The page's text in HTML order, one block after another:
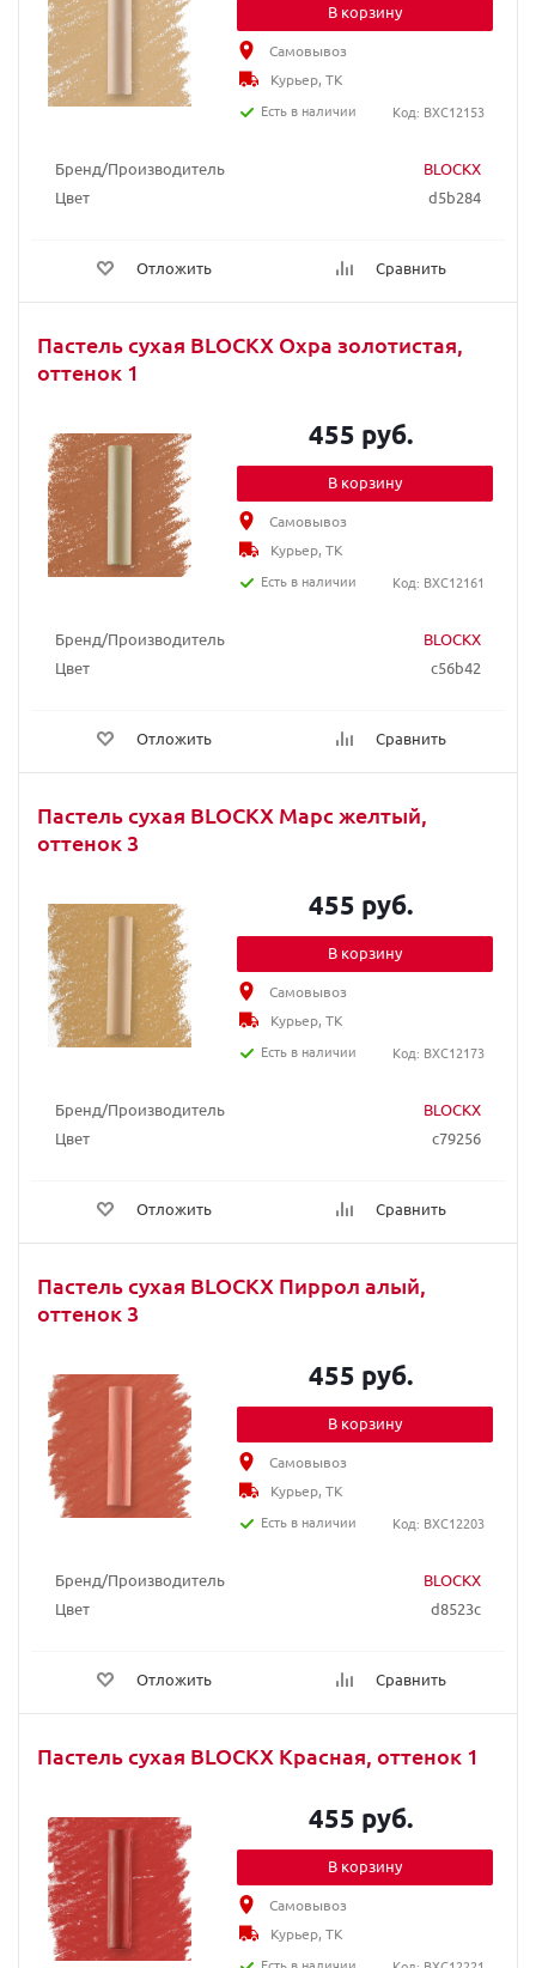
Бренд/Производитель
BLOCKX
Цвет
d5b284
Отложить Сравнить
В корзину
Самовывоз
Курьер, ТК
Есть в наличии
Код: BXC12153
Пастель сухая BLOCKX Охра золотистая,
оттенок 1
Бренд/Производитель
BLOCKX
Цвет
c56b42
Отложить Сравнить
455 руб.
В корзину
Самовывоз
Курьер, ТК
Есть в наличии
Код: BXC12161
Пастель сухая BLOCKX Марс желтый,
оттенок 3
Бренд/Производитель
BLOCKX
Цвет
c79256
Отложить Сравнить
455 руб.
В корзину
Самовывоз
Курьер, ТК
Есть в наличии
Код: BXC12173
Пастель сухая BLOCKX Пиррол алый,
оттенок 3
Бренд/Производитель
BLOCKX
Цвет
d8523c
Отложить Сравнить
455 руб.
В корзину
Самовывоз
Курьер, ТК
Есть в наличии
Код: BXC12203
Пастель сухая BLOCKX Красная, оттенок 1
455 руб.
В корзину
Самовывоз
Курьер, ТК